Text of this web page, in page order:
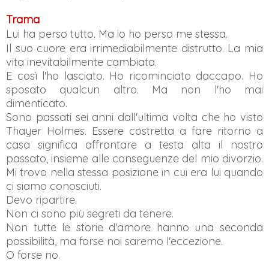
Trama
Lui ha perso tutto. Ma io ho perso me stessa.
Il suo cuore era irrimediabilmente distrutto. La mia
vita inevitabilmente cambiata.
E così l'ho lasciato. Ho ricominciato daccapo. Ho
sposato qualcun altro. Ma non l'ho mai
dimenticato.
Sono passati sei anni dall'ultima volta che ho visto
Thayer Holmes. Essere costretta a fare ritorno a
casa significa affrontare a testa alta il nostro
passato, insieme alle conseguenze del mio divorzio.
Mi trovo nella stessa posizione in cui era lui quando
ci siamo conosciuti.
Devo ripartire.
Non ci sono più segreti da tenere.
Non tutte le storie d'amore hanno una seconda
possibilità, ma forse noi saremo l'eccezione.
O forse no.